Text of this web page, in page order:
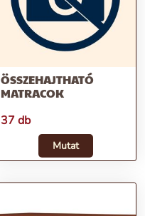
ÖSSZEHAJTHATÓ
MATRACOK
37 db
Mutat